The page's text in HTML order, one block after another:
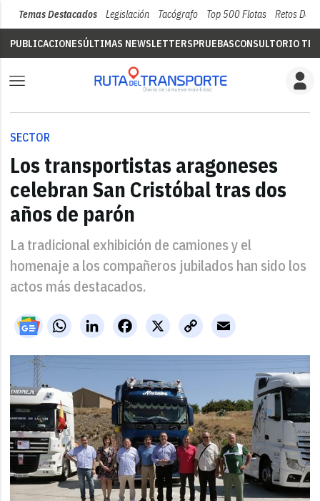
Temas Destacados Legislación Tacógrafo Top 500 Flotas Retos Del
PUBLICACIONESÚLTIMAS NEWSLETTERSPRUEBASCONSULTORIO
SECTOR
Los transportistas aragoneses
celebran San Cristóbal tras dos
años de parón
La tradicional exhibición de camiones y el
homenaje a los compañeros jubilados han sido los
actos más destacados.
WhatsAppLinkedIn X
Facebook
Copy
Link
Email